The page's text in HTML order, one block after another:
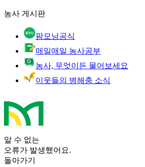
농사 게시판
팜모닝공식
매일매일 농사공부
농사, 무엇이든 물어보세요
이웃들의 병해충 소식
알 수 없는
오류가 발생했어요.
돌아가기